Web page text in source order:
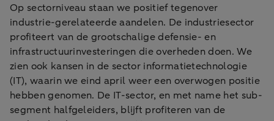
Op sectorniveau staan we positief tegenover
industrie-gerelateerde aandelen. De industriesector
profiteert van de grootschalige defensie- en
infrastructuurinvesteringen die overheden doen. We
zien ook kansen in de sector informatietechnologie
(IT), waarin we eind april weer een overwogen positie
hebben genomen. De IT-sector, en met name het sub-
segment halfgeleiders, blijft profiteren van de